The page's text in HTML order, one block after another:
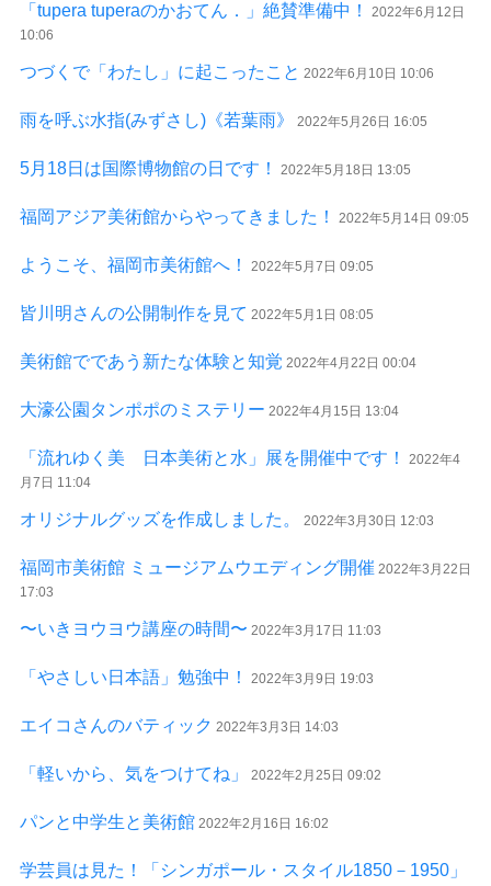
「tupera tuperaのかおてん．」絶賛準備中！
2022年6月12日
10:06
つづくで「わたし」に起こったこと 2022年6月10日 10:06
雨を呼ぶ水指(みずさし)《若葉雨》 2022年5月26日 16:05
5月18日は国際博物館の日です！ 2022年5月18日 13:05
福岡アジア美術館からやってきました！ 2022年5月14日 09:05
ようこそ、福岡市美術館へ！ 2022年5月7日 09:05
皆川明さんの公開制作を見て 2022年5月1日 08:05
美術館でであう新たな体験と知覚 2022年4月22日 00:04
大濠公園タンポポのミステリー 2022年4月15日 13:04
「流れゆく美 日本美術と水」展を開催中です！
2022年4
月7日 11:04
オリジナルグッズを作成しました。 2022年3月30日 12:03
福岡市美術館 ミュージアムウエディング開催 2022年3月22日
17:03
〜いきヨウヨウ講座の時間〜 2022年3月17日 11:03
「やさしい日本語」勉強中！ 2022年3月9日 19:03
エイコさんのバティック 2022年3月3日 14:03
「軽いから、気をつけてね」 2022年2月25日 09:02
パンと中学生と美術館 2022年2月16日 16:02
学芸員は見た！「シンガポール・スタイル1850－1950」